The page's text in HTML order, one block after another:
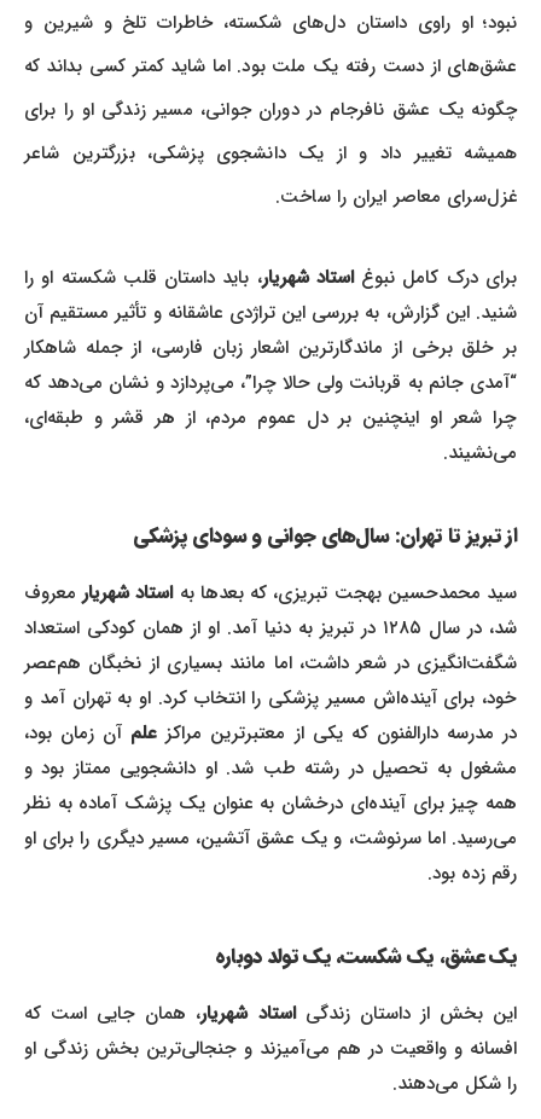
نبود؛ او راوی داستان دل‌های شکسته، خاطرات تلخ و شیرین و
عشق‌های از دست رفته یک ملت بود. اما شاید کمتر کسی بداند که
چگونه یک عشق نافرجام در دوران جوانی، مسیر زندگی او را برای
همیشه تغییر داد و از یک دانشجوی پزشکی، بزرگترین شاعر
غزل‌سرای معاصر ایران را ساخت.
برای درک کامل نبوغاستاد شهریار، باید داستان قلب شکسته او را
شنید. این گزارش، به بررسی این تراژدی عاشقانه و تأثیر مستقیم آن
بر خلق برخی از ماندگارترین اشعار زبان فارسی، از جمله شاهکار
“آمدی جانم به قربانت ولی حالا چرا”، می‌پردازد و نشان می‌دهد که
چرا شعر او اینچنین بر دل عموم مردم، از هر قشر و طبقه‌ای،
می‌نشیند.
از تبریز تا تهران: سال‌های جوانی و سودای پزشکی
سید محمدحسین بهجت تبریزی، که بعدها بهاستاد شهریارمعروف
شد، در سال ۱۲۸۵ در تبریز به دنیا آمد. او از همان کودکی استعداد
شگفت‌انگیزی در شعر داشت، اما مانند بسیاری از نخبگان هم‌عصر
خود، برای آینده‌اش مسیر پزشکی را انتخاب کرد. او به تهران آمد و
در مدرسه دارالفنون که یکی از معتبرترین مراکز علم آن زمان بود،
مشغول به تحصیل در رشته طب شد. او دانشجویی ممتاز بود و
همه چیز برای آینده‌ای درخشان به عنوان یک پزشک آماده به نظر
می‌رسید. اما سرنوشت، و یک عشق آتشین، مسیر دیگری را برای او
رقم زده بود.
یک عشق، یک شکست، یک تولد دوباره
این بخش از داستان زندگیاستاد شهریار، همان جایی است که
افسانه و واقعیت در هم می‌آمیزند و جنجالی‌ترین بخش زندگی او
را شکل می‌دهند.